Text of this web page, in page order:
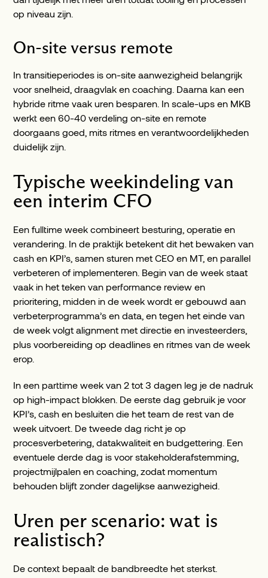
op niveau zijn.
On-site versus remote
In transitieperiodes is on-site aanwezigheid belangrijk
voor snelheid, draagvlak en coaching. Daarna kan een
hybride ritme vaak uren besparen. In scale-ups en MKB
werkt een 60-40 verdeling on-site en remote
doorgaans goed, mits ritmes en verantwoordelijkheden
duidelijk zijn.
Typische weekindeling van
een interim CFO
Een fulltime week combineert besturing, operatie en
verandering. In de praktijk betekent dit het bewaken van
cash en KPI’s, samen sturen met CEO en MT, en parallel
verbeteren of implementeren. Begin van de week staat
vaak in het teken van performance review en
prioritering, midden in de week wordt er gebouwd aan
verbeterprogramma’s en data, en tegen het einde van
de week volgt alignment met directie en investeerders,
plus voorbereiding op deadlines en ritmes van de week
erop.
In een parttime week van 2 tot 3 dagen leg je de nadruk
op high-impact blokken. De eerste dag gebruik je voor
KPI’s, cash en besluiten die het team de rest van de
week uitvoert. De tweede dag richt je op
procesverbetering, datakwaliteit en budgettering. Een
eventuele derde dag is voor stakeholderafstemming,
projectmijlpalen en coaching, zodat momentum
behouden blijft zonder dagelijkse aanwezigheid.
Uren per scenario: wat is
realistisch?
De context bepaalt de bandbreedte het sterkst.